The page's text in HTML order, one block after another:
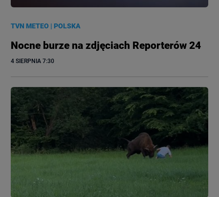
TVN METEO |POLSKA
Nocne burze na zdjęciach Reporterów 24
4 SIERPNIA 7:30